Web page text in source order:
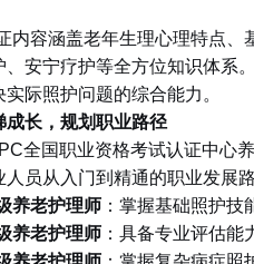
内容涵盖老年生理心理特点、
、安宁疗护等全方位知识体系
际照护问题的综合能力。
成长，规划职业路径
全国职业资格考试认证中心
人员从入门到精通的职业发展
养老护理师 ：掌握基础照护
养老护理师 ：具备专业评估